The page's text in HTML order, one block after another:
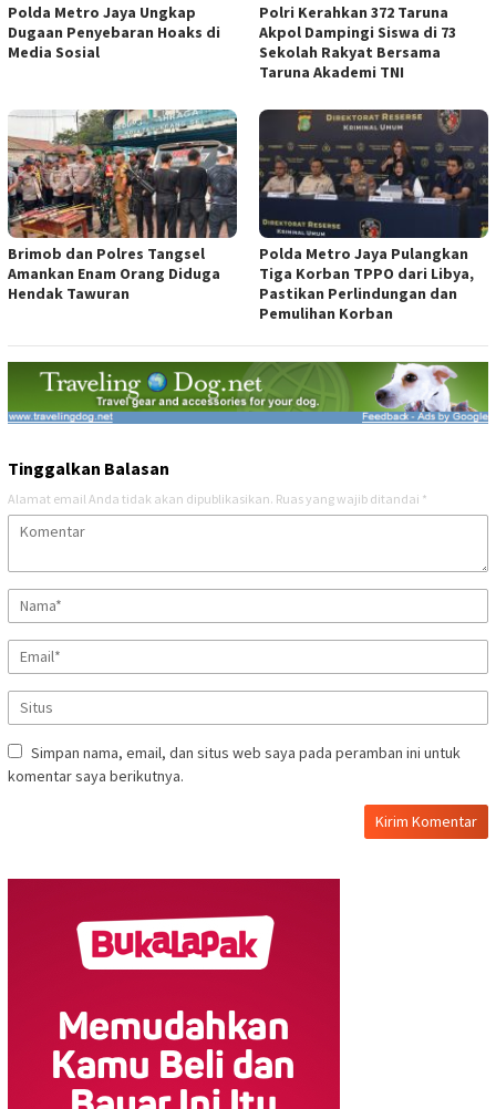
Polda Metro Jaya Ungkap
Dugaan Penyebaran Hoaks di
Media Sosial
Polri Kerahkan 372 Taruna
Akpol Dampingi Siswa di 73
Sekolah Rakyat Bersama
Taruna Akademi TNI
Brimob dan Polres Tangsel
Amankan Enam Orang Diduga
Hendak Tawuran
Polda Metro Jaya Pulangkan
Tiga Korban TPPO dari Libya,
Pastikan Perlindungan dan
Pemulihan Korban
Tinggalkan Balasan
Alamat email Anda tidak akan dipublikasikan. Ruas yang wajib ditandai *
Simpan nama, email, dan situs web saya pada peramban ini untuk
komentar saya berikutnya.